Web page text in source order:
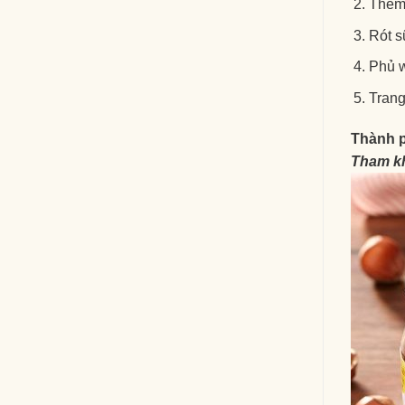
Rót
Phủ
Thành
Tham